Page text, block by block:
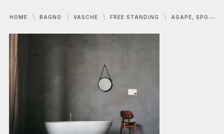
HOME BAGNO VASCHE FREE STANDING AGAPE, SPOON XL VASCA 180,9X98,5 CM